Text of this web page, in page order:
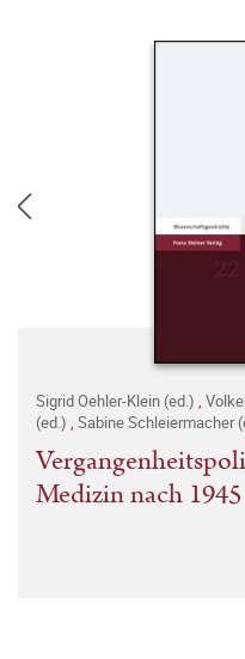
Sigrid Oehler-Klein (ed.)
(ed.) Sabine Schleiermacher
Medizin nach 1945